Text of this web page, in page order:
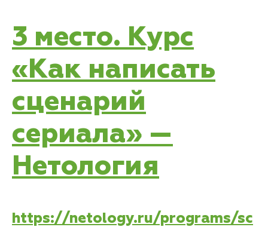
3 место. Курс
«Как написать
сценарий
сериала» —
Нетология
https://netology.ru/programs/sc